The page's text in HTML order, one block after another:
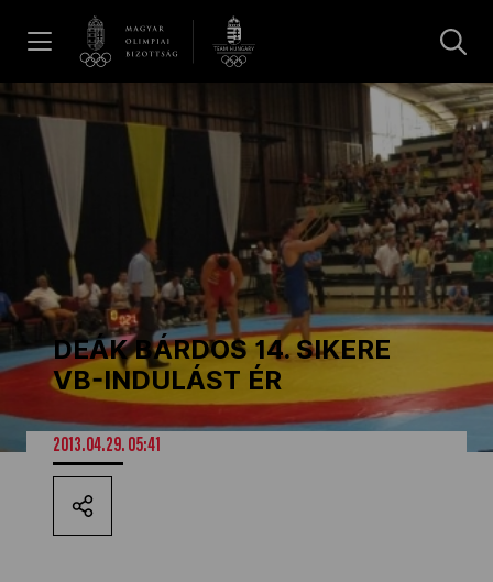
Hírek
Galéria
Dakar 2026
Los Angeles 2028
MOB
Kettőskarrier-program
DEÁK BÁRDOS 14. SIKERE
VB-INDULÁST ÉR
2013.04.29. 05:41